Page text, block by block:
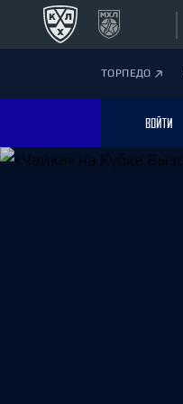
ТОРПЕДО
ВОЙТИ